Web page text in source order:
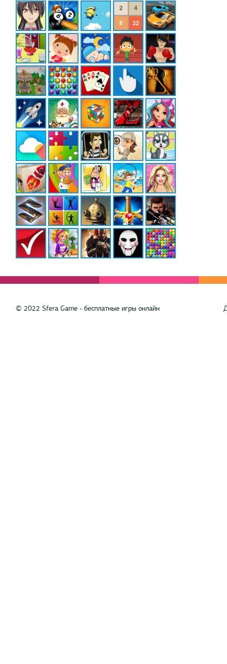
© 2022 Sfera Game - бесплатные игры онлайн